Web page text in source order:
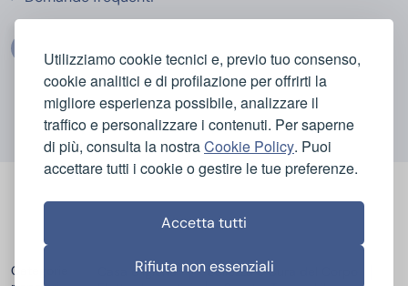
Utilizziamo cookie tecnici e, previo tuo consenso,
cookie analitici e di profilazione per offrirti la
migliore esperienza possibile, analizzare il
traffico e personalizzare i contenuti. Per saperne
di più, consulta la nostraCookie Policy. Puoi
accettare tutti i cookie o gestire le tue preferenze.
Accetta tutti
Rifiuta non essenziali
Categorie
Casa e Igiene
Bellezza e Cura del Corpo